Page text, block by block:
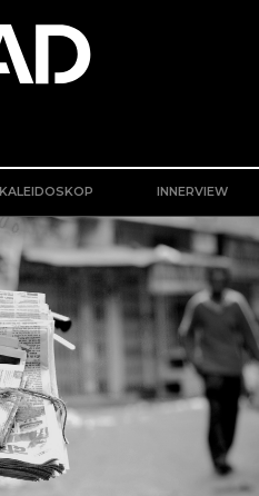
KALEIDOSKOP INNERVIEW